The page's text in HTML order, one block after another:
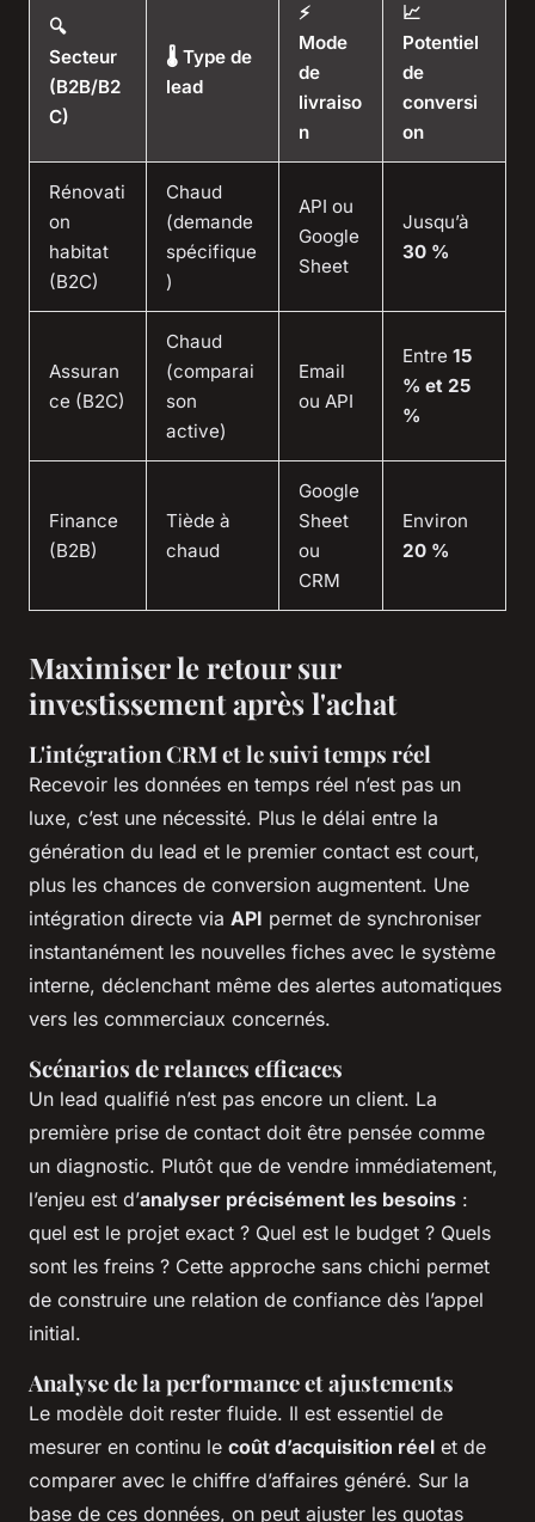
🔍
Secteur
(B2B/B2
C)
🌡️ Type de
lead
⚡
Mode
de
livraiso
n
📈
Potentiel
de
conversi
on
Rénovati
on
habitat
(B2C)
Chaud
(demande
spécifique
)
API ou
Google
Sheet
Jusqu’à
30 %
Assuran
ce (B2C)
Chaud
(comparai
son
active)
Email
ou API
Entre 15
% et 25
%
Finance
(B2B)
Tiède à
chaud
Google
Sheet
ou
CRM
Environ
20 %
Maximiser le retour sur
investissement après l'achat
L'intégration CRM et le suivi temps réel
Recevoir les données en temps réel n’est pas un
luxe, c’est une nécessité. Plus le délai entre la
génération du lead et le premier contact est court,
plus les chances de conversion augmentent. Une
intégration directe via API permet de synchroniser
instantanément les nouvelles fiches avec le système
interne, déclenchant même des alertes automatiques
vers les commerciaux concernés.
Scénarios de relances efficaces
Un lead qualifié n’est pas encore un client. La
première prise de contact doit être pensée comme
un diagnostic. Plutôt que de vendre immédiatement,
l’enjeu est d’analyser précisément les besoins :
quel est le projet exact ? Quel est le budget ? Quels
sont les freins ? Cette approche sans chichi permet
de construire une relation de confiance dès l’appel
initial.
Analyse de la performance et ajustements
Le modèle doit rester fluide. Il est essentiel de
mesurer en continu le coût d’acquisition réel et de
comparer avec le chiffre d’affaires généré. Sur la
base de ces données, on peut ajuster les quotas